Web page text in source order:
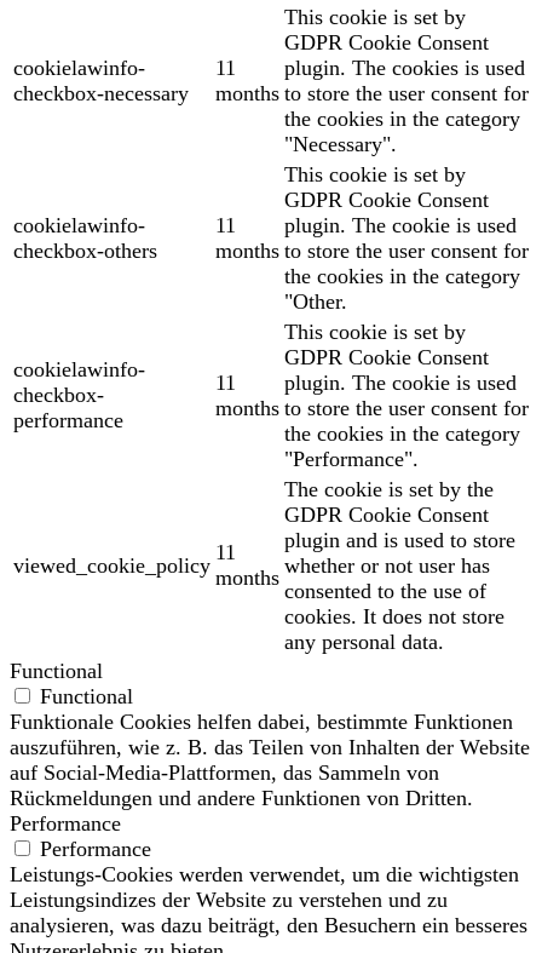
cookielawinfo-
checkbox-necessary
11
months
This cookie is set by
GDPR Cookie Consent
plugin. The cookies is used
to store the user consent for
the cookies in the category
"Necessary".
cookielawinfo-
checkbox-others
11
months
This cookie is set by
GDPR Cookie Consent
plugin. The cookie is used
to store the user consent for
the cookies in the category
"Other.
cookielawinfo-
checkbox-
performance
11
months
This cookie is set by
GDPR Cookie Consent
plugin. The cookie is used
to store the user consent for
the cookies in the category
"Performance".
viewed_cookie_policy
11
months
The cookie is set by the
GDPR Cookie Consent
plugin and is used to store
whether or not user has
consented to the use of
cookies. It does not store
any personal data.
Functional
Functional
Funktionale Cookies helfen dabei, bestimmte Funktionen
auszuführen, wie z. B. das Teilen von Inhalten der Website
auf Social-Media-Plattformen, das Sammeln von
Rückmeldungen und andere Funktionen von Dritten.
Performance
Performance
Leistungs-Cookies werden verwendet, um die wichtigsten
Leistungsindizes der Website zu verstehen und zu
analysieren, was dazu beiträgt, den Besuchern ein besseres